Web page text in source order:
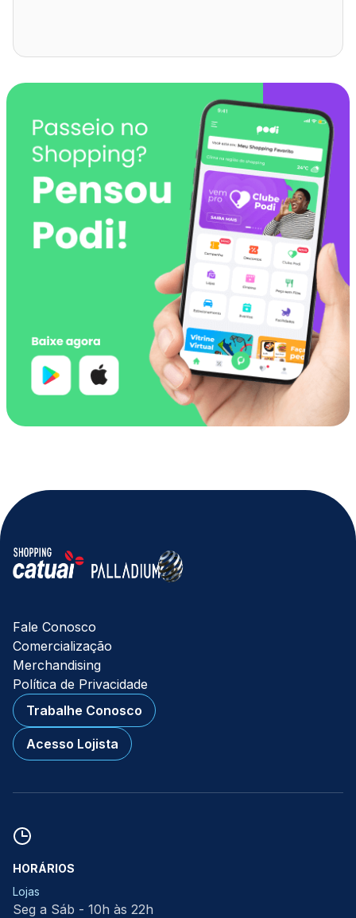
Fale Conosco
Comercialização
Merchandising
Política de Privacidade
Trabalhe Conosco
Acesso Lojista
HORÁRIOS
Lojas
Seg a Sáb - 10h às 22h